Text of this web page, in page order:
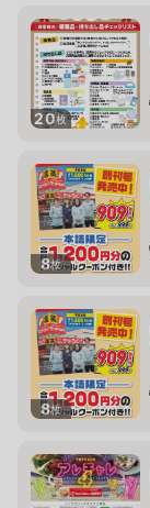
20枚
8枚
8枚